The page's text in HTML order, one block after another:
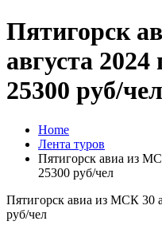
Пятигорск
августа 2024
25300 руб/чел
Home
Лента туров
Пятигорск авиа из
25300 руб/чел
Пятигорск авиа из МСК 30
руб/чел